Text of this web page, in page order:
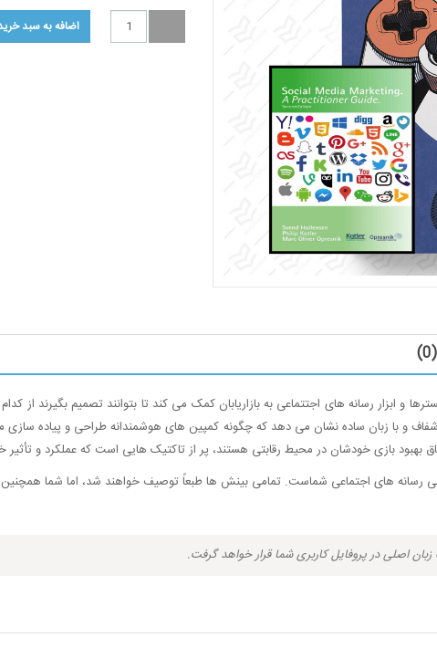
و ابزار رسانه های اجتتماعی به بازاریابان کمک می کند تا بتوانند تصمیم بگیرند از
و با زبان ساده نشان می دهد که چگونه کمپین های هوشمندانه طراحی و پیاده سازی
بازی خودشان در محیط رقابتی هستند، پر از تاکتیک هایی است که عملکرد و تأثیر خود
رسانه های اجتماعی شماست. تمامی بینش ها طبعاً توصیف خواهند شد، اما شما
اصلی در پروفایل کاربری شما قرار خواهد گرفت.